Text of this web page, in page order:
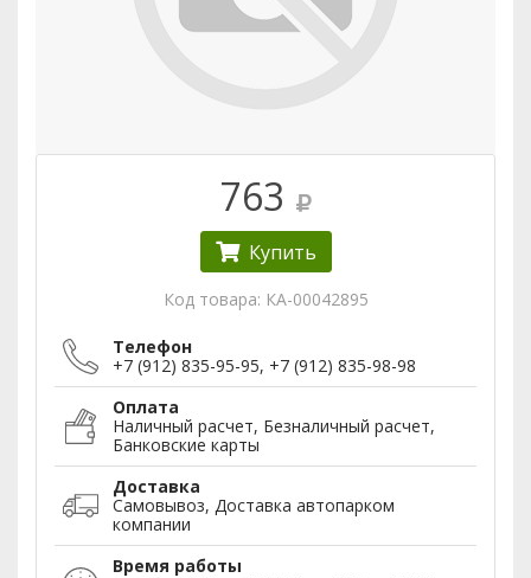
763
Купить
Код товара: КА-00042895
Телефон
+7 (912) 835-95-95, +7 (912) 835-98-98
Оплата
Наличный расчет, Безналичный расчет,
Банковские карты
Доставка
Самовывоз, Доставка автопарком
компании
Время работы